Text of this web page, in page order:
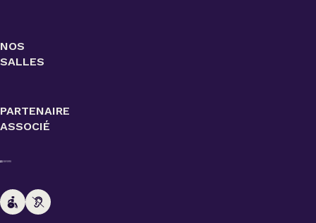
NOS
SALLES
PARTENAIRE
ASSOCIÉ